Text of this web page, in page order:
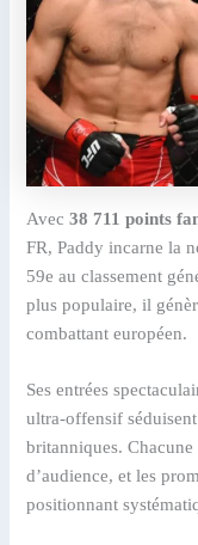
Avec38 711 points
FR, Paddy incarne la
59e au classement
plus populaire, il
combattant européen.
Ses entrées
ultra-offensif
britanniques. Chacune
d’audience, et les
positionnant